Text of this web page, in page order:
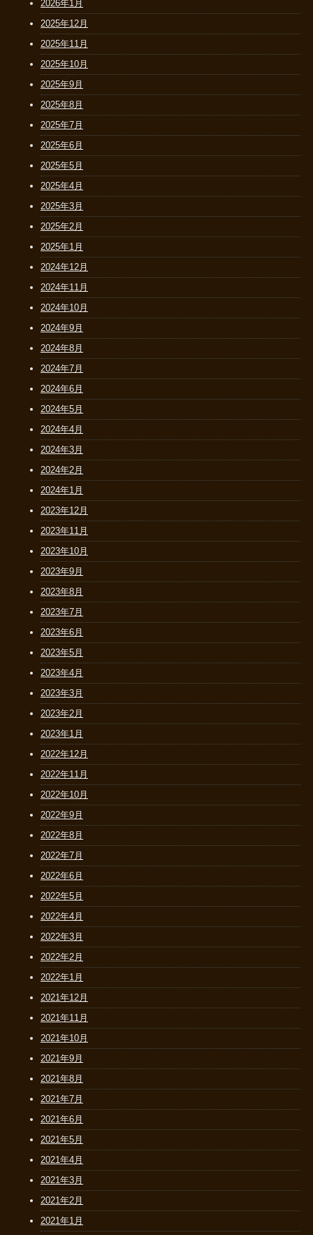
2026年1月
2025年12月
2025年11月
2025年10月
2025年9月
2025年8月
2025年7月
2025年6月
2025年5月
2025年4月
2025年3月
2025年2月
2025年1月
2024年12月
2024年11月
2024年10月
2024年9月
2024年8月
2024年7月
2024年6月
2024年5月
2024年4月
2024年3月
2024年2月
2024年1月
2023年12月
2023年11月
2023年10月
2023年9月
2023年8月
2023年7月
2023年6月
2023年5月
2023年4月
2023年3月
2023年2月
2023年1月
2022年12月
2022年11月
2022年10月
2022年9月
2022年8月
2022年7月
2022年6月
2022年5月
2022年4月
2022年3月
2022年2月
2022年1月
2021年12月
2021年11月
2021年10月
2021年9月
2021年8月
2021年7月
2021年6月
2021年5月
2021年4月
2021年3月
2021年2月
2021年1月